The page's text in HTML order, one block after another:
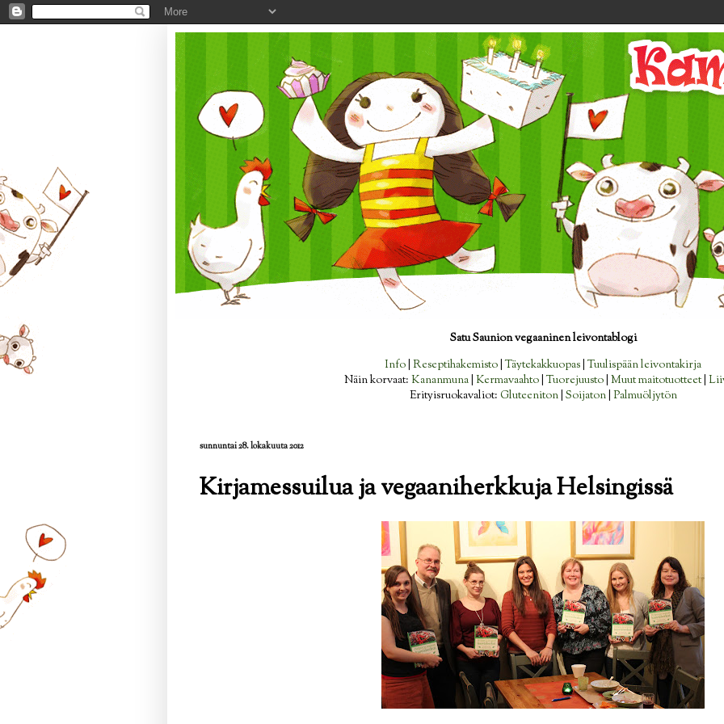
Satu Saunion vegaaninen leivontablogi
Info Reseptihakemisto |Täytekakkuopas |Tuulispään leivontakirja
Näin korvaat: Kananmuna Kermavaahto |Tuorejuusto Muut maitotuotteet|
Erityisruokavaliot: Gluteeniton| Soijaton| Palmuöljytön
sunnuntai 28. lokakuuta 2012
Kirjamessuilua ja vegaaniherkkuja Helsingissä